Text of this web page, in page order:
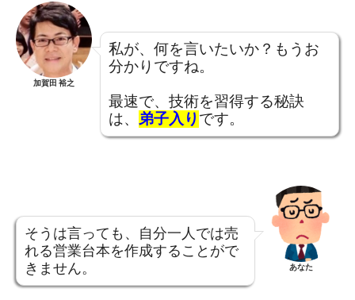
加賀田 裕之
私が、何を言いたいか？ もうお
分かりですね。
最速で、 技術を習得する秘訣
は、 弟子入り です。
そうは言っても、自分一人では売
れる営業台本を作成することがで
きません。
あなた